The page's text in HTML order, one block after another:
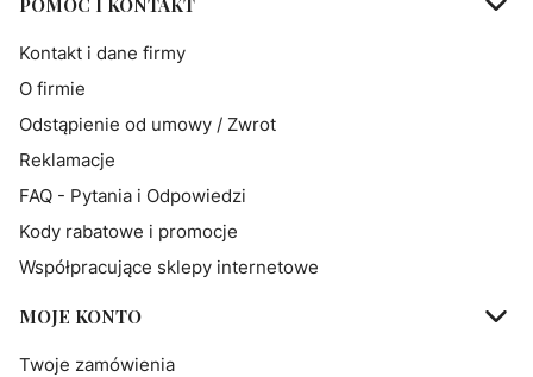
Kontakt i dane firmy
O firmie
Odstąpienie od umowy / Zwrot
Reklamacje
FAQ - Pytania i Odpowiedzi
Kody rabatowe i promocje
Współpracujące sklepy internetowe
MOJE KONTO
Twoje zamówienia